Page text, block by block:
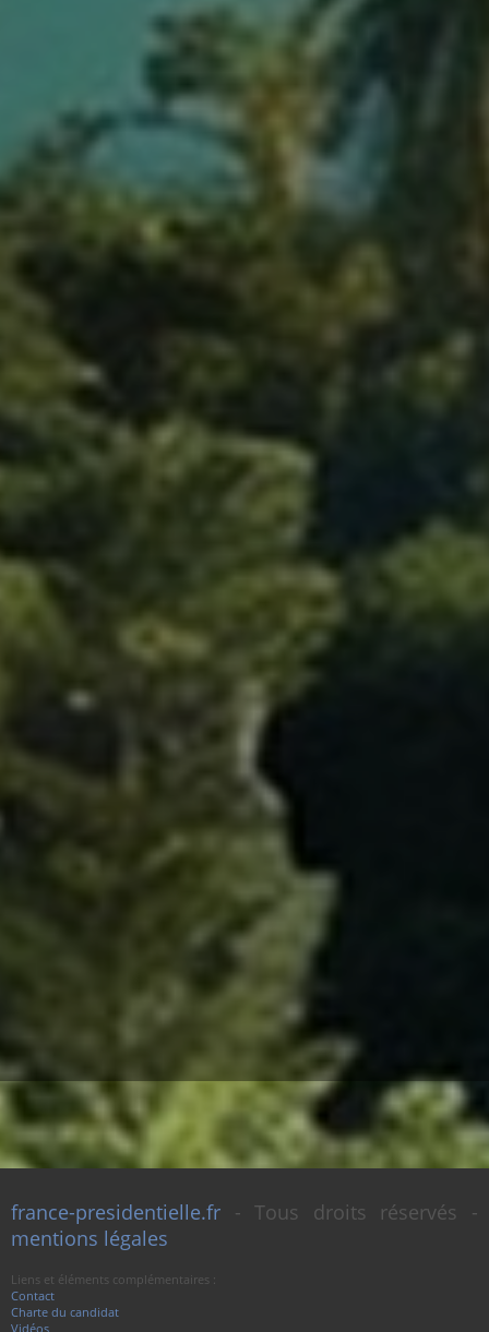
france-presidentielle.fr - Tous droits réservés -
mentions légales
Liens et éléments complémentaires :
Contact
Charte du candidat
Vidéos